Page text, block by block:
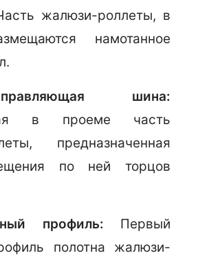
жалюзи-роллеты, в
намотанное
шина:
в проеме часть
предназначенная
по ней торцов
профиль: Первый
полотна жалюзи-